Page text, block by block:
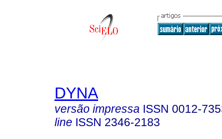
DYNA
versão impressa ISSN 0012-
line ISSN 2346-2183